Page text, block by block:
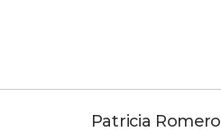
Patricia Romero